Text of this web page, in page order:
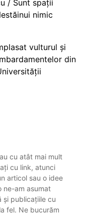
/ Sunt spații
nimic
vulturul și
din
cu atât mai mult
cu link, atunci
articol sau o idee
ne-am asumat
și publicațiile cu
fel. Ne bucurăm